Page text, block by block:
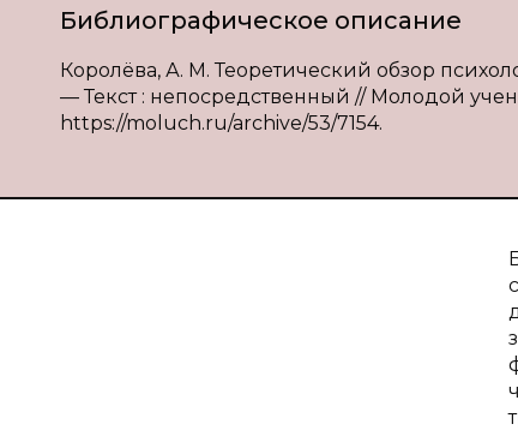
Библиографическое описание
Королёва, А. М. Теоретический обзор
— Текст : непосредственный // Молодой
https://moluch.ru/archive/53/7154.